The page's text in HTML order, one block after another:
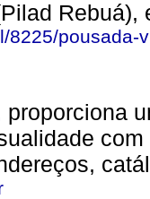
8225/pousada-
proporciona